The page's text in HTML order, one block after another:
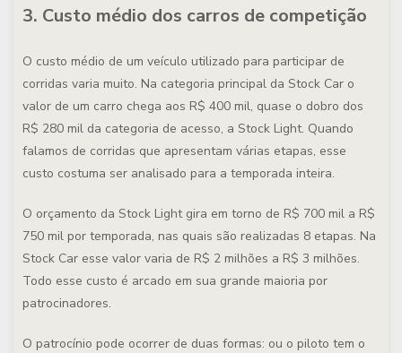
3. Custo médio dos carros de competição
O custo médio de um veículo utilizado para participar de
corridas varia muito. Na categoria principal da Stock Car o
valor de um carro chega aos R$ 400 mil, quase o dobro dos
R$ 280 mil da categoria de acesso, a Stock Light. Quando
falamos de corridas que apresentam várias etapas, esse
custo costuma ser analisado para a temporada inteira.
O orçamento da Stock Light gira em torno de R$ 700 mil a R$
750 mil por temporada, nas quais são realizadas 8 etapas. Na
Stock Car esse valor varia de R$ 2 milhões a R$ 3 milhões.
Todo esse custo é arcado em sua grande maioria por
patrocinadores.
O patrocínio pode ocorrer de duas formas: ou o piloto tem o